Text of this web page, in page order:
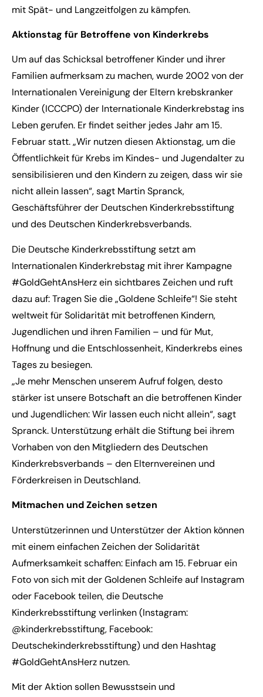
mit Spät- und Langzeitfolgen zu kämpfen.
Aktionstag für Betroffene von Kinderkrebs
Um auf das Schicksal betroffener Kinder und ihrer
Familien aufmerksam zu machen, wurde 2002 von der
Internationalen Vereinigung der Eltern krebskranker
Kinder (ICCCPO) der Internationale Kinderkrebstag ins
Leben gerufen. Er findet seither jedes Jahr am 15.
Februar statt. „Wir nutzen diesen Aktionstag, um die
Öffentlichkeit für Krebs im Kindes- und Jugendalter zu
sensibilisieren und den Kindern zu zeigen, dass wir sie
nicht allein lassen“, sagt Martin Spranck,
Geschäftsführer der Deutschen Kinderkrebsstiftung
und des Deutschen Kinderkrebsverbands.
Die Deutsche Kinderkrebsstiftung setzt am
Internationalen Kinderkrebstag mit ihrer Kampagne
#GoldGehtAnsHerz ein sichtbares Zeichen und ruft
dazu auf: Tragen Sie die „Goldene Schleife“! Sie steht
weltweit für Solidarität mit betroffenen Kindern,
Jugendlichen und ihren Familien – und für Mut,
Hoffnung und die Entschlossenheit, Kinderkrebs eines
Tages zu besiegen.
„Je mehr Menschen unserem Aufruf folgen, desto
stärker ist unsere Botschaft an die betroffenen Kinder
und Jugendlichen: Wir lassen euch nicht allein“, sagt
Spranck. Unterstützung erhält die Stiftung bei ihrem
Vorhaben von den Mitgliedern des Deutschen
Kinderkrebsverbands – den Elternvereinen und
Förderkreisen in Deutschland.
Mitmachen und Zeichen setzen
Unterstützerinnen und Unterstützer der Aktion können
mit einem einfachen Zeichen der Solidarität
Aufmerksamkeit schaffen: Einfach am 15. Februar ein
Foto von sich mit der Goldenen Schleife auf Instagram
oder Facebook teilen, die Deutsche
Kinderkrebsstiftung verlinken (Instagram:
@kinderkrebsstiftung, Facebook:
Deutschekinderkrebsstiftung) und den Hashtag
#GoldGehtAnsHerz nutzen.
Mit der Aktion sollen Bewusstsein und